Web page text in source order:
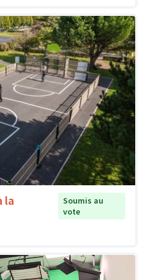
la
Soumis au
vote